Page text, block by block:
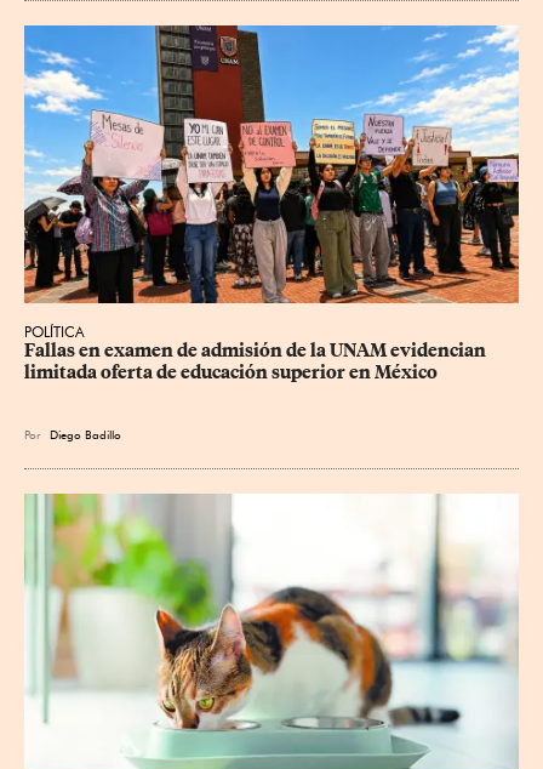
POLÍTICA
Fallas en examen de admisión de la UNAM evidencian
limitada oferta de educación superior en México
Por Diego Badillo